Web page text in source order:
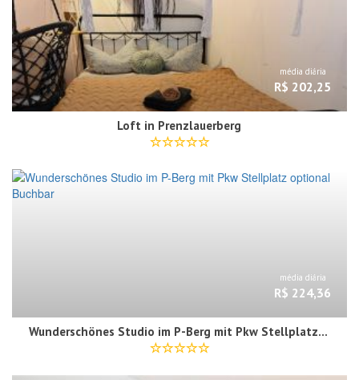
média diária
R$ 202,25
Loft in Prenzlauerberg
média diária
R$ 224,36
Wunderschönes Studio im P-Berg mit Pkw Stellplatz optional Buchbar